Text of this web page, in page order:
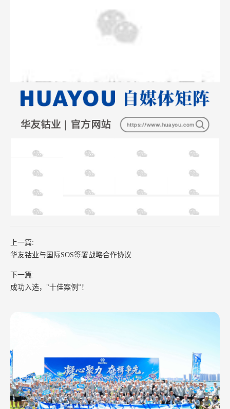
上一篇:
华友钴业与国际SOS签署战略合作协议
下一篇:
成功入选，"十佳案例”！